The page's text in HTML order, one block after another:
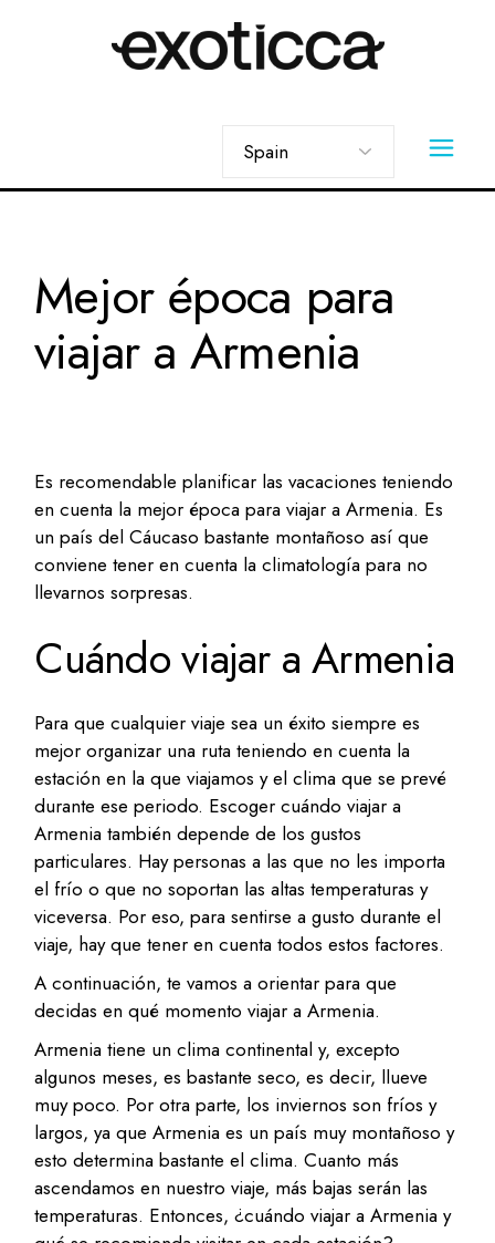
idioma
Mejor época para
viajar a Armenia
Es recomendable planificar las vacaciones teniendo
en cuenta la mejor época para viajar a Armenia. Es
un país del Cáucaso bastante montañoso así que
conviene tener en cuenta la climatología para no
llevarnos sorpresas.
Cuándo viajar a Armenia
Para que cualquier viaje sea un éxito siempre es
mejor organizar una ruta teniendo en cuenta la
estación en la que viajamos y el clima que se prevé
durante ese periodo. Escoger cuándo viajar a
Armenia también depende de los gustos
particulares. Hay personas a las que no les importa
el frío o que no soportan las altas temperaturas y
viceversa. Por eso, para sentirse a gusto durante el
viaje, hay que tener en cuenta todos estos factores.
A continuación, te vamos a orientar para que
decidas en qué momento viajar a Armenia.
Armenia tiene un clima continental y, excepto
algunos meses, es bastante seco, es decir, llueve
muy poco. Por otra parte, los inviernos son fríos y
largos, ya que Armenia es un país muy montañoso y
esto determina bastante el clima. Cuanto más
ascendamos en nuestro viaje, más bajas serán las
temperaturas. Entonces, ¿cuándo viajar a Armenia y